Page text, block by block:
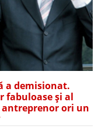
a demisionat.
fabuloase și al
antreprenor ori un